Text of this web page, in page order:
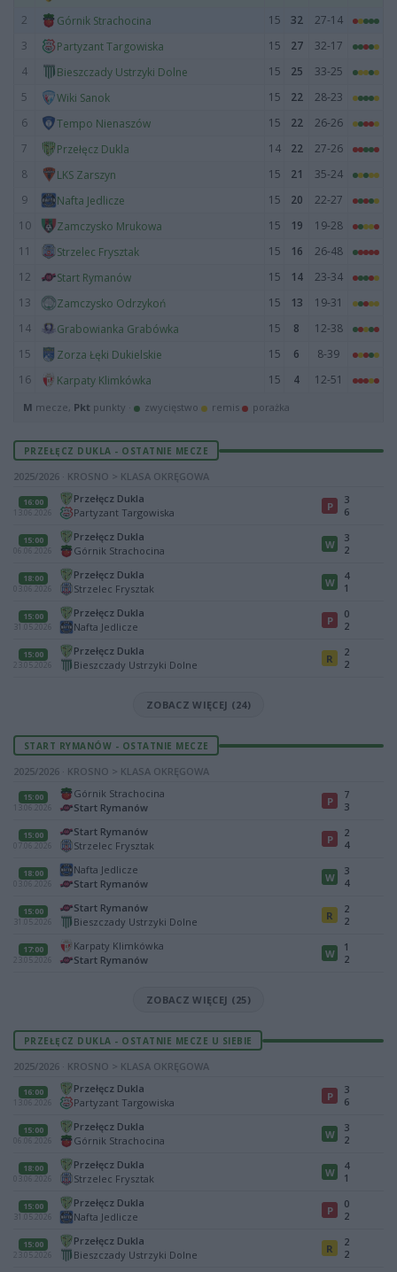
2
Górnik Strachocina 15 32
27-14
3
Partyzant Targowiska 15 27
32-17
4
Bieszczady Ustrzyki Dolne 15 25
33-25
5
Wiki Sanok 15 22
28-23
6
Tempo Nienaszów 15 22
26-26
7
Przełęcz Dukla 14 22
27-26
8
LKS Zarszyn 15 21
35-24
9
Nafta Jedlicze 15 20
22-27
10
Zamczysko Mrukowa 15 19
19-28
11
Strzelec Frysztak 15 16
26-48
12
Start Rymanów 15 14
23-34
13
Zamczysko Odrzykoń 15 13
19-31
14
Grabowianka Grabówka 15 8
12-38
15
Zorza Łęki Dukielskie 15 6
8-39
16
Karpaty Klimkówka 15 4 12-51
M mecze, Pkt punkty · zwycięstwo remis porażka
PRZEŁĘCZ DUKLA - OSTATNIE MECZE
2025/2026 · KROSNO > KLASA OKRĘGOWA
16:00
13.06.2026
Przełęcz Dukla
Partyzant Targowiska
P
3
6
15:00
06.06.2026
Przełęcz Dukla
Górnik Strachocina
W
3
2
18:00
03.06.2026
Przełęcz Dukla
Strzelec Frysztak
W
4
1
15:00
31.05.2026
Przełęcz Dukla
Nafta Jedlicze
P
0
2
15:00
23.05.2026
Przełęcz Dukla
Bieszczady Ustrzyki Dolne
R
2
2
ZOBACZ WIĘCEJ (24)
START RYMANÓW - OSTATNIE MECZE
2025/2026 · KROSNO > KLASA OKRĘGOWA
15:00
13.06.2026
Górnik Strachocina
Start Rymanów
P
7
3
15:00
07.06.2026
Start Rymanów
Strzelec Frysztak
P
2
4
18:00
03.06.2026
Nafta Jedlicze
Start Rymanów
W
3
4
15:00
31.05.2026
Start Rymanów
Bieszczady Ustrzyki Dolne
R
2
2
17:00
23.05.2026
Karpaty Klimkówka
Start Rymanów
W
1
2
ZOBACZ WIĘCEJ (25)
PRZEŁĘCZ DUKLA - OSTATNIE MECZE U SIEBIE
2025/2026 · KROSNO > KLASA OKRĘGOWA
16:00
13.06.2026
Przełęcz Dukla
Partyzant Targowiska
P
3
6
15:00
06.06.2026
Przełęcz Dukla
Górnik Strachocina
W
3
2
18:00
03.06.2026
Przełęcz Dukla
Strzelec Frysztak
W
4
1
15:00
31.05.2026
Przełęcz Dukla
Nafta Jedlicze
P
0
2
15:00
23.05.2026
Przełęcz Dukla
Bieszczady Ustrzyki Dolne
R
2
2